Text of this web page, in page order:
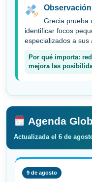
Grecia prueba
identificar focos
especializados a sus
Por qué importa:
mejora las
Agenda
Actualizada el 6 de
9 de agosto